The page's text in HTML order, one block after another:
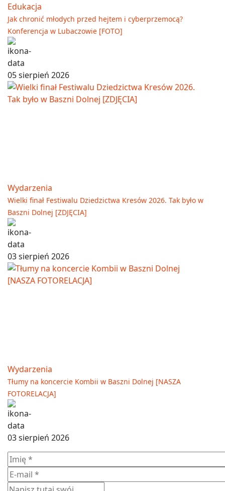
Edukacja
Jak chronić młodych przed hejtem i cyberprzemocą?
Konferencja w Lubaczowie [FOTO]
05 sierpień 2026
Wydarzenia
Wielki finał Festiwalu Dziedzictwa Kresów 2026. Tak było w
Baszni Dolnej [ZDJĘCIA]
03 sierpień 2026
Wydarzenia
Tłumy na koncercie Kombii w Baszni Dolnej [NASZA
FOTORELACJA]
03 sierpień 2026